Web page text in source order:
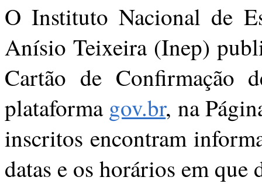
O Instituto Nacional de
Anísio Teixeira (Inep)
Cartão de Confirmação
plataforma gov.br, na
inscritos encontram
datas e os horários em que